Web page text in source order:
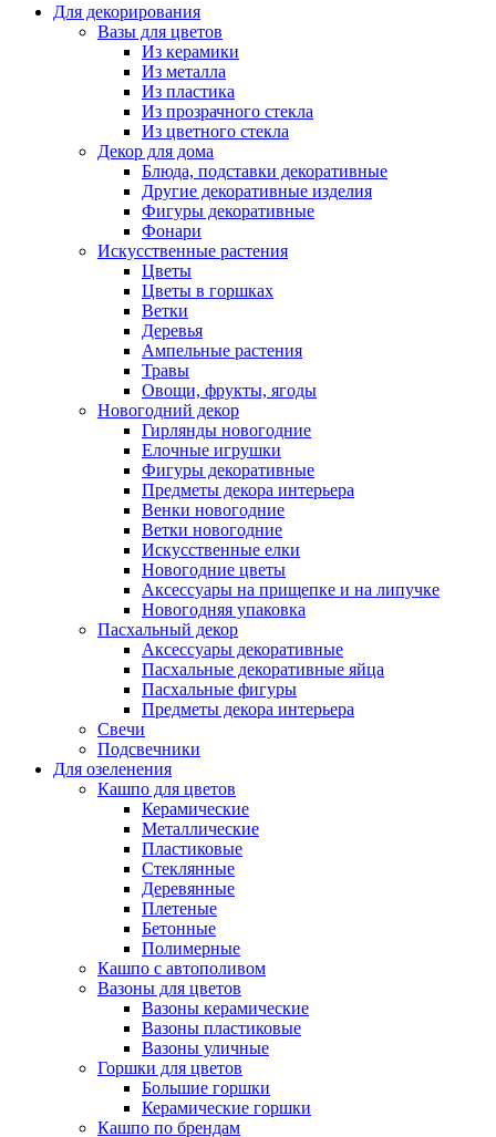
Для декорирования
Вазы для цветов
Из керамики
Из металла
Из пластика
Из прозрачного стекла
Из цветного стекла
Декор для дома
Блюда, подставки декоративные
Другие декоративные изделия
Фигуры декоративные
Фонари
Искусственные растения
Цветы
Цветы в горшках
Ветки
Деревья
Ампельные растения
Травы
Овощи, фрукты, ягоды
Новогодний декор
Гирлянды новогодние
Елочные игрушки
Фигуры декоративные
Предметы декора интерьера
Венки новогодние
Ветки новогодние
Искусственные елки
Новогодние цветы
Аксессуары на прищепке и на липучке
Новогодняя упаковка
Пасхальный декор
Аксессуары декоративные
Пасхальные декоративные яйца
Пасхальные фигуры
Предметы декора интерьера
Свечи
Подсвечники
Для озеленения
Кашпо для цветов
Керамические
Металлические
Пластиковые
Стеклянные
Деревянные
Плетеные
Бетонные
Полимерные
Кашпо с автополивом
Вазоны для цветов
Вазоны керамические
Вазоны пластиковые
Вазоны уличные
Горшки для цветов
Большие горшки
Керамические горшки
Кашпо по брендам